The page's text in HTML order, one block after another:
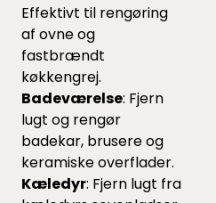
Effektivt til rengøring
af ovne og
fastbrændt
køkkengrej.
Badeværelse: Fjern
lugt og rengør
badekar, brusere og
keramiske overflader.
Kæledyr: Fjern lugt fra